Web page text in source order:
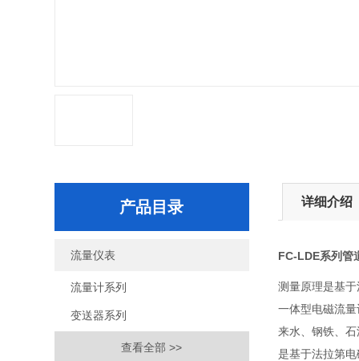
产品目录
流量仪表
流量计系列
变送器系列
查看全部 >>
详细介绍
FC-LDE系列管
测量原理是基
一体型电磁流
来水、钢铁、
是基于法拉第